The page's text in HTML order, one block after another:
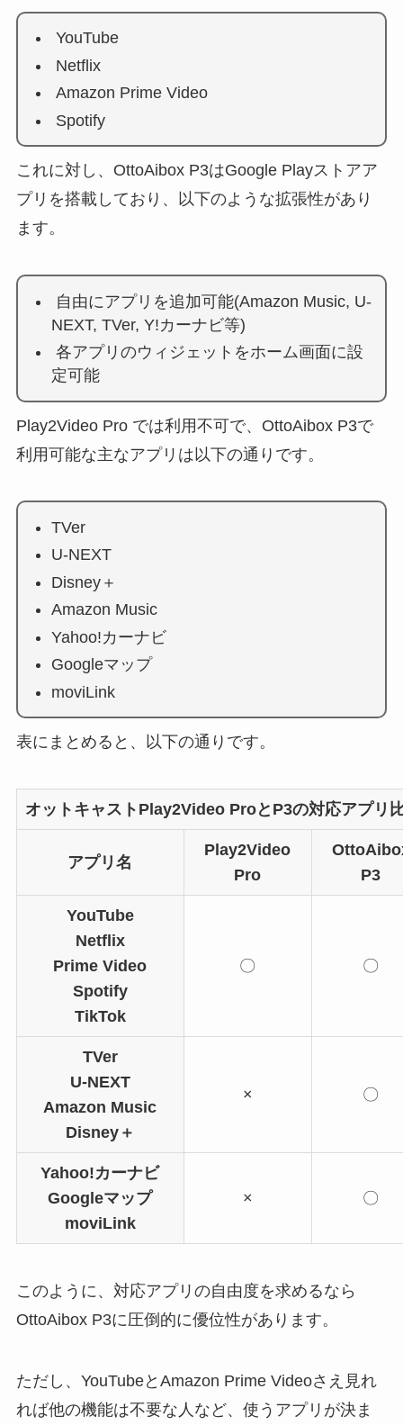
YouTube
Netflix
Amazon Prime Video
Spotify
これに対し、OttoAibox P3はGoogle Playストアア
プリを搭載しており、以下のような拡張性があり
ます。
自由にアプリを追加可能(Amazon Music, U-
NEXT, TVer, Y!カーナビ等)
各アプリのウィジェットをホーム画面に設
定可能
Play2Video Pro では利用不可で、OttoAibox P3で
利用可能な主なアプリは以下の通りです。
TVer
U-NEXT
Disney＋
Amazon Music
Yahoo!カーナビ
Googleマップ
moviLink
表にまとめると、以下の通りです。
オットキャストPlay2Video ProとP3の対応アプリ
アプリ名
Play2Video
Pro
P3
YouTube
Netflix
Prime Video
Spotify
TikTok
〇 〇
TVer
U-NEXT
Amazon Music
Disney＋
× 〇
Yahoo!カーナビ
Googleマップ
moviLink
× 〇
このように、対応アプリの自由度を求めるなら
OttoAibox P3に圧倒的に優位性があります。
ただし、YouTubeとAmazon Prime Videoさえ見れ
れば他の機能は不要な人など、使うアプリが決ま